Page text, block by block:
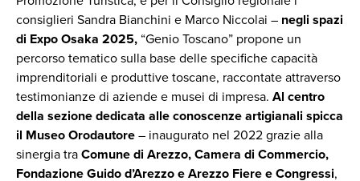
consiglieri Sandra Bianchini e Marco Niccolai – negli spazi
di Expo Osaka 2025, “Genio Toscano” propone un
percorso tematico sulla base delle specifiche capacità
imprenditoriali e produttive toscane, raccontate attraverso
testimonianze di aziende e musei di impresa. Al centro
della sezione dedicata alle conoscenze artigianali spicca
il Museo Orodautore– inaugurato nel 2022 grazie alla
sinergia traComune di Arezzo, Camera di Commercio,
Fondazione Guido d’Arezzo e Arezzo Fiere e Congressi,